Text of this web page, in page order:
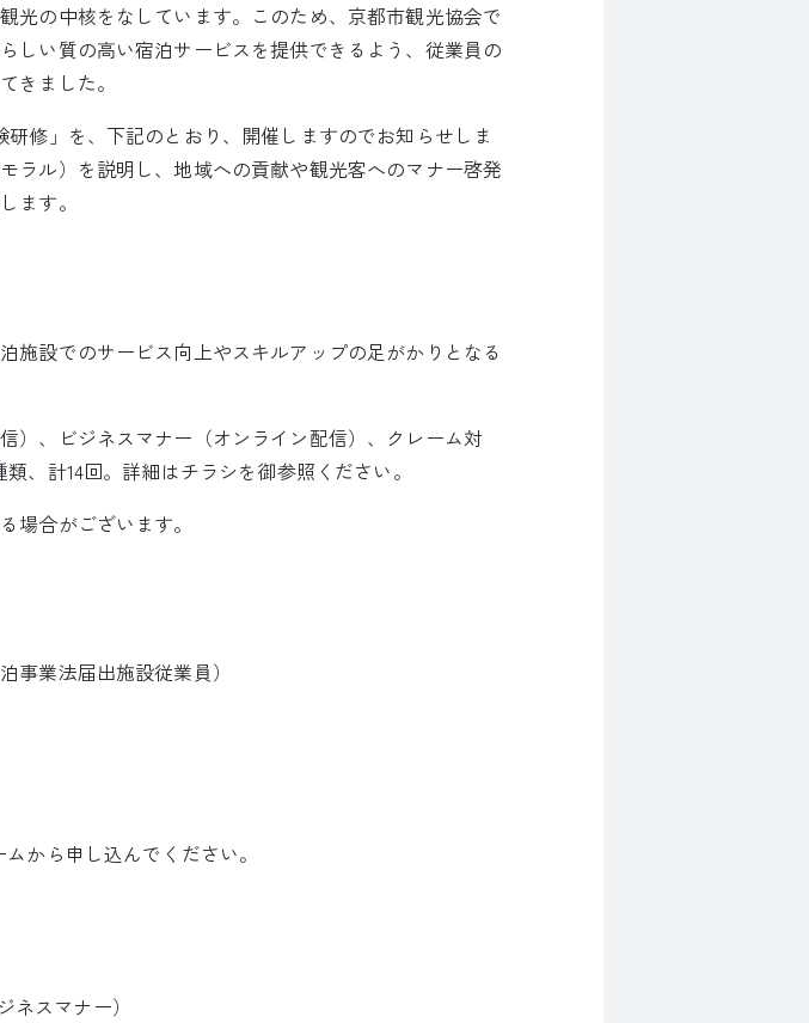
光の中核をなしています。このため、京都市観光協会で
しい質の高い宿泊サービスを提供できるよう、従業員の
きました。
修」を、下記のとおり、開催しますのでお知らせしま
ラル）を説明し、地域への貢献や観光客へのマナー啓発
ます。
施設でのサービス向上やスキルアップの足がかりとなる
）、ビジネスマナー（オンライン配信）、クレーム対
、計14回。詳細はチラシを御参照ください。
場合がございます。
事業法届出施設従業員）
から申し込んでください。
ネスマナー）